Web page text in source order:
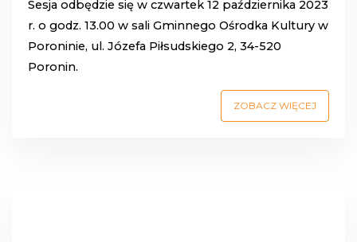
Sesja odbędzie się w czwartek 12 października 2023
r. o godz. 13.00 w sali Gminnego Ośrodka Kultury w
Poroninie, ul. Józefa Piłsudskiego 2, 34-520
Poronin.
ZOBACZ WIĘCEJ